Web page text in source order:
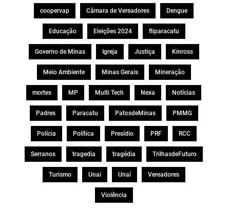
coopervap Câmara de Vereadores Dengue
Educação Eleições 2024 fliparacatu
Governo de Minas Igreja Justiça Kinross
Meio Ambiente Minas Gerais Mineração
mortes MP Multi Tech Nexa Notícias
Padres Paracatu PatosdeMinas PMMG
Polícia Política Presídio PRF RCC
Serranos tragedia tragédia TrilhasdeFuturo
Turismo Unai Unaí Vereadores
Violência